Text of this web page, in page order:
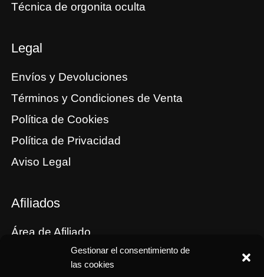
Gestionar el consentimiento de
las cookies
Técnica de orgonita oculta
Legal
Envíos y Devoluciones
Términos y Condiciones de Venta
Política de Cookies
Política de Privacidad
Aviso Legal
Afiliados
Área de Afiliado
Tus cupones